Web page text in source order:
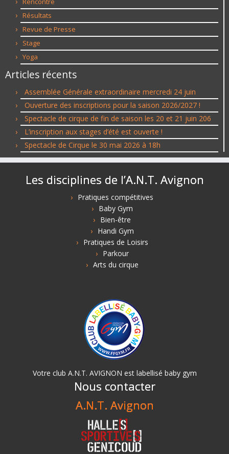
Résultats
Revue de Presse
Stage
Yoga
Articles récents
Assemblée Générale extraordinaire mercredi 24 juin
Ouverture des inscriptions pour la saison 2026/2027 !
Spectacle de cirque de fin de saison les 20 et 21 juin 206
L’inscription aux stages d’été est ouverte !
Spectacle de Cirque le 30 mai 2026 à 18h
Les disciplines de l’A.N.T. Avignon
Pratiques compétitives
Baby Gym
Bien-être
Handi Gym
Pratiques de Loisirs
Parkour
Arts du cirque
Votre club A.N.T. AVIGNON est labellisé baby gym
Nous contacter
A.N.T. Avignon